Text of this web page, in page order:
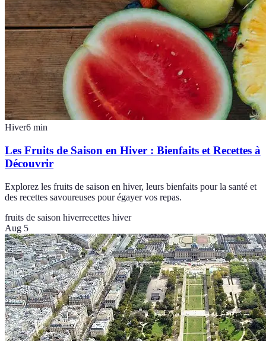
Hiver6 min
Les Fruits de Saison en Hiver : Bienfaits et Recettes à
Découvrir
Explorez les fruits de saison en hiver, leurs bienfaits pour la santé et
des recettes savoureuses pour égayer vos repas.
fruits de saison hiverrecettes hiver
Aug 5